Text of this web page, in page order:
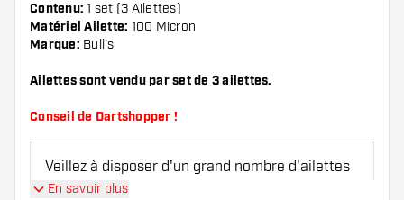
Contenu: 1 set (3 Ailettes)
Matériel Ailette: 100 Micron
Marque: Bull's
Ailettes sont vendu par set de 3 ailettes.
Conseil de Dartshopper !
Veillez à disposer d'un grand nombre d'ailettes
et de tiges. Ils peuvent être endommagés ou
En savoir plus